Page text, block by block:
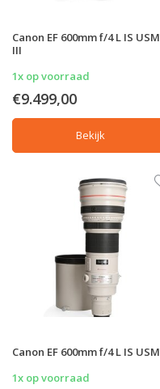
Canon EF 600mm f/4 L IS USM
III
1x op voorraad
€9.499,00
Bekijk
Canon EF 600mm f/4 L IS USM
1x op voorraad